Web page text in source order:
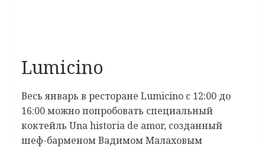
Lumicino
Весь январь в ресторане Lumicino с 12:00 до
16:00 можно попробовать специальный
коктейль Una historia de amor, созданный
шеф-барменом Вадимом Малаховым